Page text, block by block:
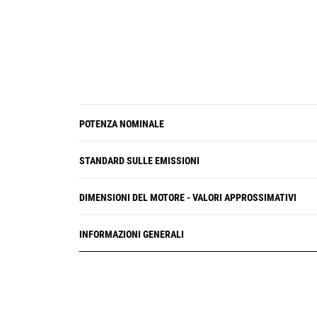
POTENZA NOMINALE
STANDARD SULLE EMISSIONI
DIMENSIONI DEL MOTORE - VALORI APPROSSIMATIVI
INFORMAZIONI GENERALI